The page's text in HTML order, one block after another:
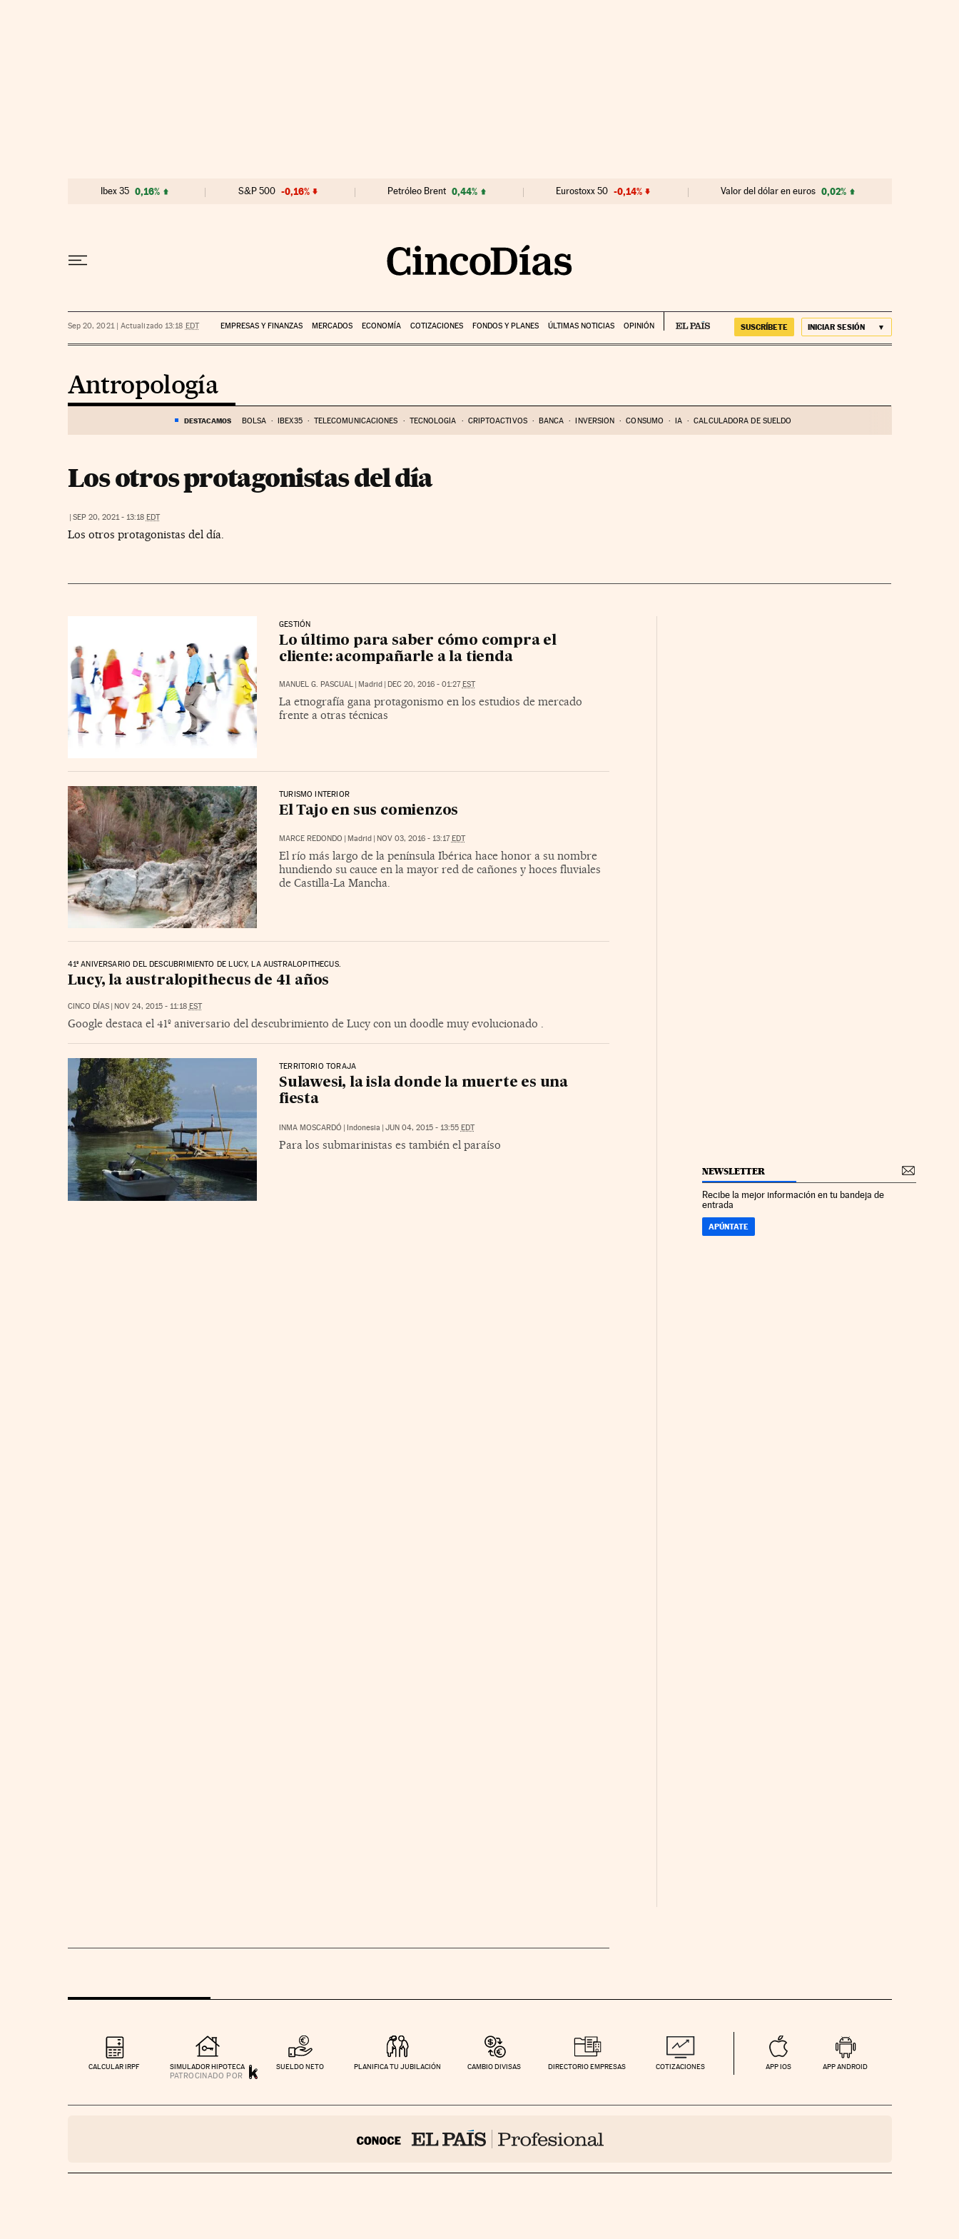
Ibex 35 0,16% S&P 500 -0,16% Petróleo Brent 0,44% Eurostoxx 50 -0,14% Valor del dólar en euros 0,02%
Sep 20, 2021 | Actualizado 13:18 EDT EMPRESAS Y FINANZAS MERCADOS ECONOMÍA COTIZACIONES FONDOS Y PLANES ÚLTIMAS NOTICIAS OPINIÓN SUSCRÍBETE INICIAR SESIÓN
Antropología
DESTACAMOS BOLSA IBEX35 TELECOMUNICACIONES TECNOLOGÍA CRIPTOACTIVOS BANCA INVERSIÓN CONSUMO IA CALCULADORA DE SUELDO
Los otros protagonistas del día
| SEP 20, 2021 - 13:18 EDT
Los otros protagonistas del día.
GESTIÓN
Lo último para saber cómo compra el
cliente: acompañarle a la tienda
MANUEL G. PASCUAL Madrid DEC 20, 2016 - 01:27 EST
La etnografía gana protagonismo en los estudios de mercado
frente a otras técnicas
TURISMO INTERIOR
El Tajo en sus comienzos
MARCE REDONDO | Madrid | NOV 03, 2016 - 13:17EDT
El río más largo de la península Ibérica hace honor a su nombre
hundiendo su cauce en la mayor red de cañones y hoces fluviales
de Castilla-La Mancha.
41º ANIVERSARIO DEL DESCUBRIMIENTO DE LUCY, LA AUSTRALOPITHECUS.
Lucy, la australopithecus de 41 años
CINCO DÍAS NOV 24, 2015 - 11:18 EST
Google destaca el 41º aniversario del descubrimiento de Lucy con un doodle muy evolucionado .
TERRITORIO TORAJA
Sulawesi, la isla donde la muerte es una
fiesta
INMA MOSCARDÓ | Indonesia | JUN 04, 2015 - 13:55 EDT
Para los submarinistas es también el paraíso
NEWSLETTER
Recibe la mejor información en tu bandeja de
entrada
APÚNTATE
CALCULAR IRPF SIMULADOR HIPOTECA SUELDO NETO PLANIFICA TU JUBILACIÓN CAMBIO DIVISAS DIRECTORIO EMPRESAS COTIZACIONES APP IOS APP ANDROID